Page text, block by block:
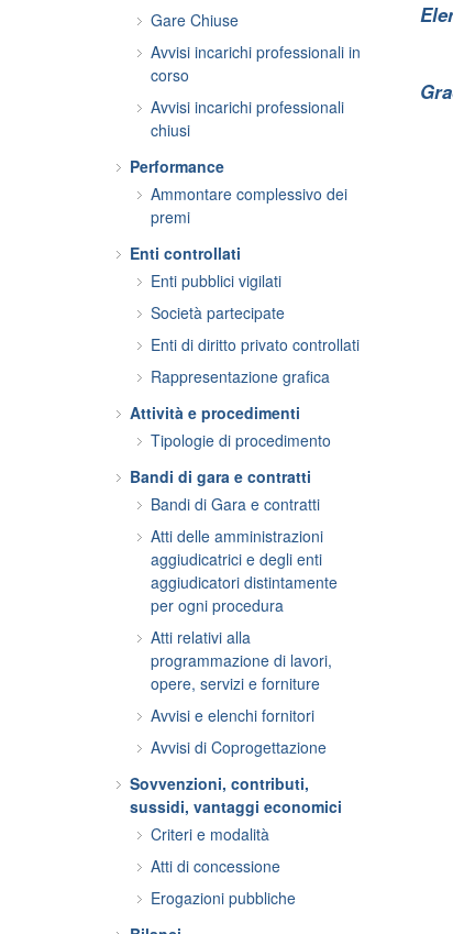
Gare Chiuse
Avvisi incarichi professionali in
corso
Avvisi incarichi professionali
chiusi
Performance
Ammontare complessivo dei
premi
Enti controllati
Enti pubblici vigilati
Società partecipate
Enti di diritto privato controllati
Rappresentazione grafica
Attività e procedimenti
Tipologie di procedimento
Bandi di gara e contratti
Bandi di Gara e contratti
Atti delle amministrazioni
aggiudicatrici e degli enti
aggiudicatori distintamente
per ogni procedura
Atti relativi alla
programmazione di lavori,
opere, servizi e forniture
Avvisi e elenchi fornitori
Avvisi di Coprogettazione
Sovvenzioni, contributi,
sussidi, vantaggi economici
Criteri e modalità
Atti di concessione
Erogazioni pubbliche